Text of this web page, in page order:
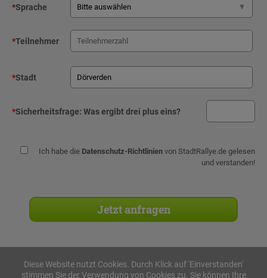
*Sprache
*Teilnehmer
*Stadt
*Sicherheitsfrage: Was ergibt drei plus eins?
Ich habe die Datenschutz-Richtlinien von StadtRallye.de gelesen
und verstanden!
Diese Website nutzt Cookies. Durch Klick auf 'Einverstanden'
stimmen Sie der Verwendung von Cookies zu. Sie können Ihre